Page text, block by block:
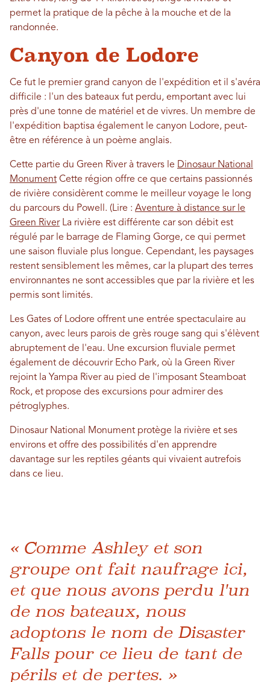
permet la pratique de la pêche à la mouche et de la
randonnée.
Canyon de Lodore
Ce fut le premier grand canyon de l'expédition et il s'avéra
difficile : l'un des bateaux fut perdu, emportant avec lui
près d'une tonne de matériel et de vivres. Un membre de
l'expédition baptisa également le canyon Lodore, peut-
être en référence à un poème anglais.
Cette partie du Green River à travers le Dinosaur National
Monument Cette région offre ce que certains passionnés
de rivière considèrent comme le meilleur voyage le long
du parcours du Powell. (Lire : Aventure à distance sur le
Green RiverLa rivière est différente car son débit est
régulé par le barrage de Flaming Gorge, ce qui permet
une saison fluviale plus longue. Cependant, les paysages
restent sensiblement les mêmes, car la plupart des terres
environnantes ne sont accessibles que par la rivière et les
permis sont limités.
Les Gates of Lodore offrent une entrée spectaculaire au
canyon, avec leurs parois de grès rouge sang qui s'élèvent
abruptement de l'eau. Une excursion fluviale permet
également de découvrir Echo Park, où la Green River
rejoint la Yampa River au pied de l'imposant Steamboat
Rock, et propose des excursions pour admirer des
pétroglyphes.
Dinosaur National Monument protège la rivière et ses
environs et offre des possibilités d'en apprendre
davantage sur les reptiles géants qui vivaient autrefois
dans ce lieu.
« Comme Ashley et son
groupe ont fait naufrage ici,
et que nous avons perdu l'un
de nos bateaux, nous
adoptons le nom de Disaster
Falls pour ce lieu de tant de
périls et de pertes. »